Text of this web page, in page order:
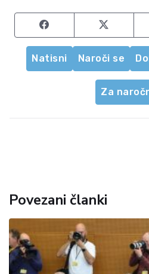
Share on Facebook
Share
Natisni Naroči se
Za
Povezani članki